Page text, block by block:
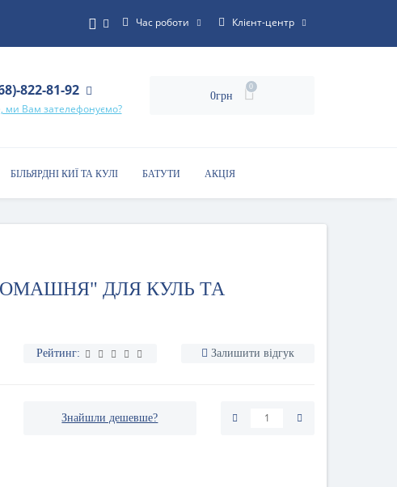
Час роботи Клієнт-центр
822-81-92
ми Вам зателефонуємо?
0грн
0
БІЛЬЯРДНІ КИЇ ТА КУЛІ БАТУТИ АКЦІЯ
ДЛЯ КУЛЬ ТА
Рейтинг: Залишити відгук
Знайшли дешевше?